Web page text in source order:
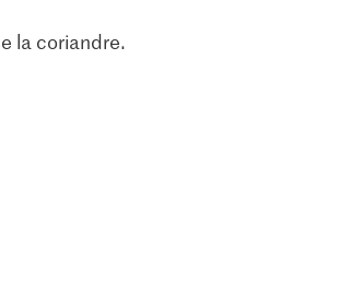
la coriandre.